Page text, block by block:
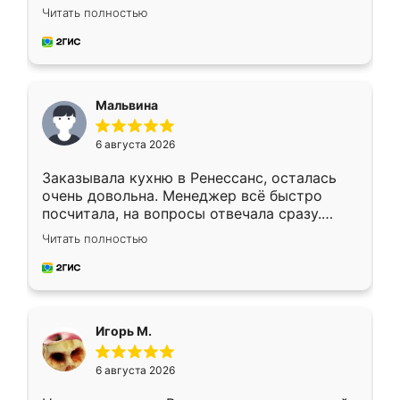
Ждал меньше месяца, сборщик с прямыми
руками. По цене вышло адекватно.
Рекомендую!
Читать полностью
Мальвина
6 августа 2026
Заказывала кухню в Ренессанс, осталась
очень довольна. Менеджер всё быстро
посчитала, на вопросы отвечала сразу.
Замерщик приехал в субботу, подошёл к
делу со всей ответственностью. Собрали
за день, ребята работали аккуратно, даже
Читать полностью
Игорь М.
6 августа 2026